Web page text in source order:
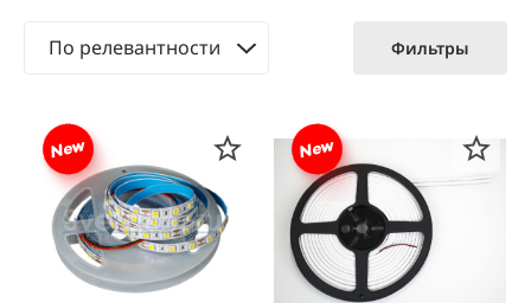
По релевантности Фильтры